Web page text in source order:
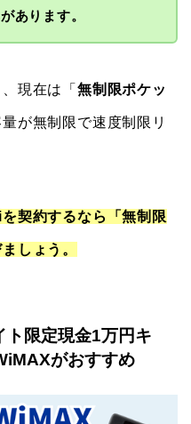
あります。
現在は「無制限ポケッ
が無制限で速度制限リ
契約するなら「無制限
しょう。
限定現金1万円キ
がおすすめ